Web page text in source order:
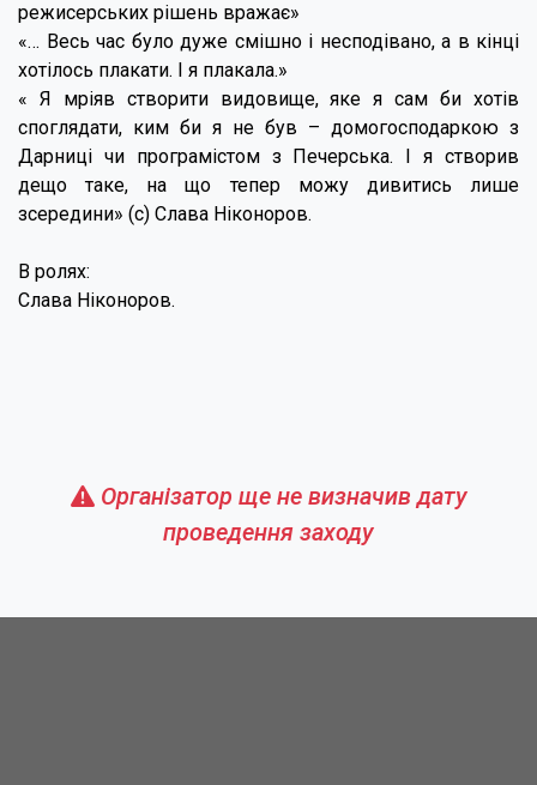
режисерських рішень вражає»
«… Весь час було дуже смішно і несподівано, а в кінці
хотілось плакати. І я плакала.»
« Я мріяв створити видовище, яке я сам би хотів
споглядати, ким би я не був – домогосподаркою з
Дарниці чи програмістом з Печерська. І я створив
дещо таке, на що тепер можу дивитись лише
зсередини» (с) Слава Ніконоров.
В ролях:
Слава Ніконоров.
Організатор ще не визначив дату
проведення заходу